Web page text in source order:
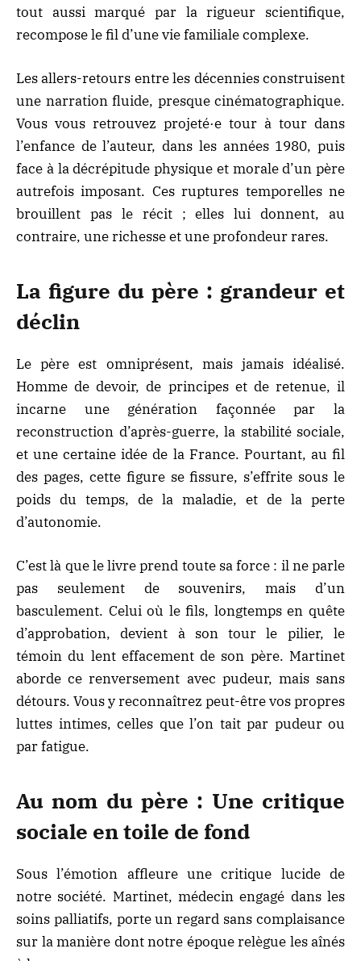
tout aussi marqué par la rigueur scientifique,
recompose le fil d’unevie familiale complexe.
Les allers-retours entre les décennies construisent
une narration fluide, presque cinématographique.
Vous vous retrouvez projeté·e tour à tour dans
l’enfance de l’auteur, dans les années 1980, puis
face à la décrépitude physique et morale d’un père
autrefois imposant. Ces ruptures temporelles ne
brouillent pas le récit ; elles lui donnent, au
contraire, une richesse et une profondeur rares.
La figure du père : grandeur et
déclin
Le père est omniprésent, mais jamais idéalisé.
Homme de devoir, de principes et de retenue, il
incarne une génération façonnée par la
reconstruction d’après-guerre, la stabilité sociale,
et une certaine idée de la France. Pourtant, au fil
des pages, cette figure se fissure, s’effrite sous le
poids du temps, de la maladie, et de la perte
d’autonomie.
C’est là que le livre prend toute sa force : il ne parle
pas seulement de souvenirs, mais d’un
basculement. Celui où le fils, longtemps en quête
d’approbation, devient à son tour le pilier, le
témoin du lent effacement de son père. Martinet
aborde ce renversement avec pudeur, mais sans
détours. Vous y reconnaîtrez peut-être vos propres
luttes intimes, celles que l’on tait par pudeur ou
par fatigue.
Au nom du père : Une critique
sociale en toile de fond
Sous l’émotion affleure une critique lucide de
notre société. Martinet, médecin engagé dans les
soins palliatifs, porte un regard sans complaisance
sur la manière dont notre époque relègue les aînés